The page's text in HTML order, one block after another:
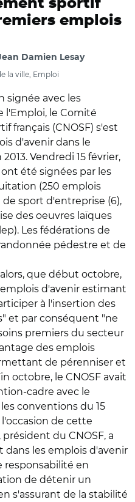
sportif
emplois
Damien Lesay
la ville, Emploi
signée avec les
l'Emploi, le Comité
français (CNOSF) s'est
d'avenir dans le
Vendredi 15 février,
été signées par les
(250 emplois
sport d'entreprise (6),
des oeuvres laïques
Les fédérations de
pédestre et de
que début octobre,
d'avenir estimant
à l'insertion des
et par conséquent "ne
premiers du secteur
des emplois
de pérenniser et
octobre, le CNOSF avait
cadre avec le
conventions du 15
de cette
du CNOSF, a
les emplois d'avenir
responsabilité en
de détenir un
s'assurant de la stabilité